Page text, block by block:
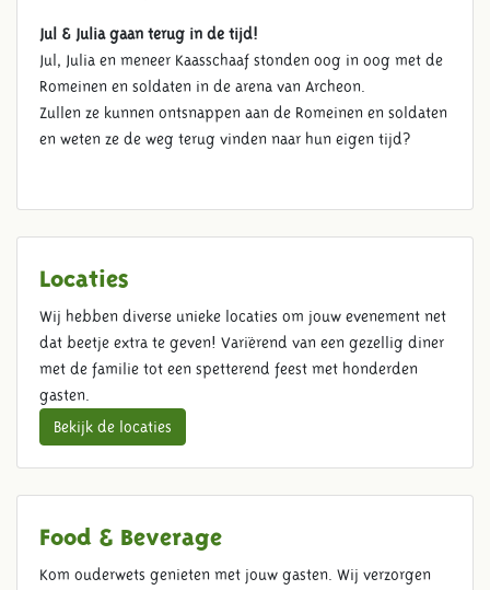
Jul & Julia gaan terug in de tijd!
Jul, Julia en meneer Kaasschaaf stonden oog in oog met de
Romeinen en soldaten in de arena van Archeon.
Zullen ze kunnen ontsnappen aan de Romeinen en soldaten
en weten ze de weg terug vinden naar hun eigen tijd?
Locaties
Wij hebben diverse unieke locaties om jouw evenement net
dat beetje extra te geven! Variërend van een gezellig diner
met de familie tot een spetterend feest met honderden
gasten.
Bekijk de locaties
Food & Beverage
Kom ouderwets genieten met jouw gasten. Wij verzorgen